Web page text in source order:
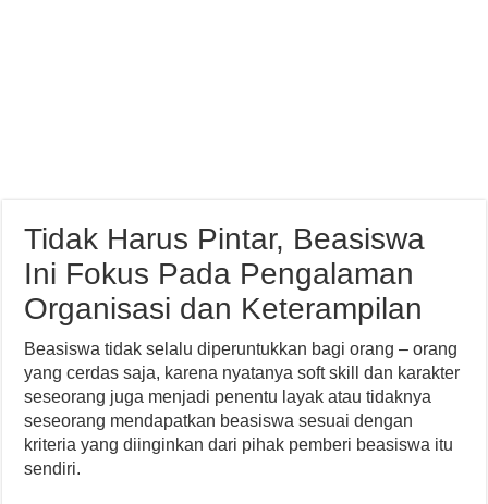
Tidak Harus Pintar, Beasiswa
Ini Fokus Pada Pengalaman
Organisasi dan Keterampilan
Beasiswa tidak selalu diperuntukkan bagi orang – orang
yang cerdas saja, karena nyatanya soft skill dan karakter
seseorang juga menjadi penentu layak atau tidaknya
seseorang mendapatkan beasiswa sesuai dengan
kriteria yang diinginkan dari pihak pemberi beasiswa itu
sendiri.